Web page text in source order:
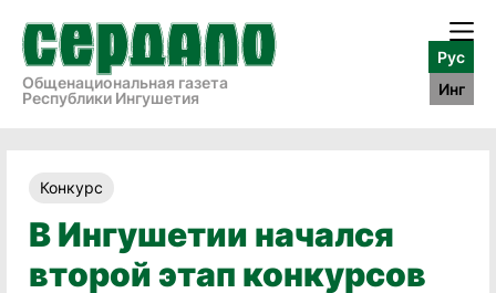
Общенациональная газета
Республики Ингушетия
Рус
Инг
Конкурс
В Ингушетии начался
второй этап конкурсов